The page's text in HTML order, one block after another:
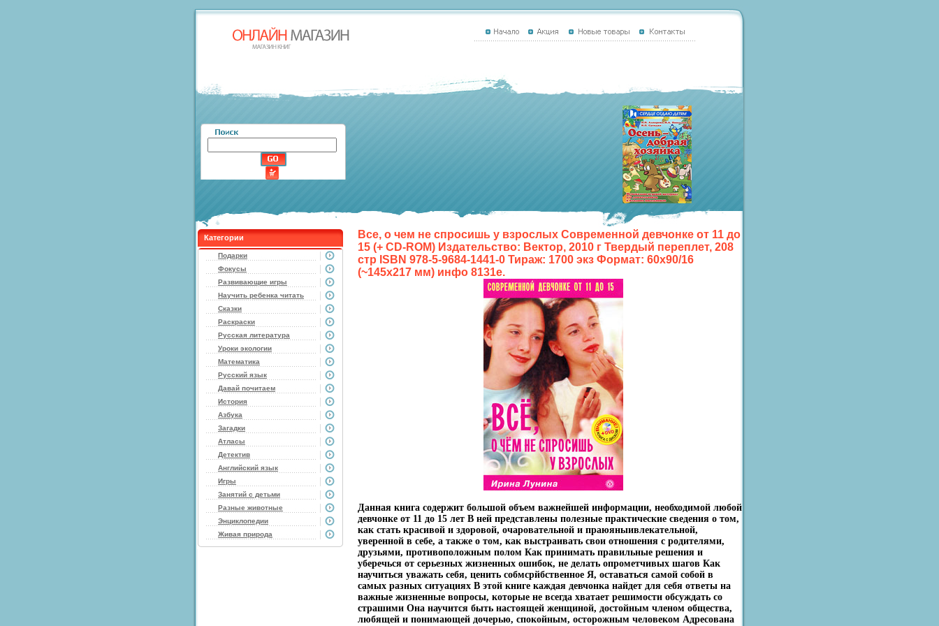
Категории
Подарки
Фокусы
Развивающие игры
Научить ребенка читать
Сказки
Раскраски
Русская литература
Уроки экологии
Математика
Русский язык
Давай почитаем
История
Азбука
Загадки
Атласы
Детектив
Английский язык
Игры
Занятий с детьми
Разные животные
Энциклопедии
Живая природа
Все, о чем не спросишь у взрослых Современной девчонке от 11 до
15 (+ CD-ROM) Издательство: Вектор, 2010 г Твердый переплет, 208
стр ISBN 978-5-9684-1441-0 Тираж: 1700 экз Формат: 60x90/16
(~145х217 мм) инфо 8131e.
Данная книга содержит большой объем важнейшей информации, необходимой любой
девчонке от 11 до 15 лет В ней представлены полезные практические сведения о том,
как стать красивой и здоровой, очаровательной и праюяныивлекательной,
уверенной в себе, а также о том, как выстраивать свои отношения с родителями,
друзьями, противоположным полом Как принимать правильные решения и
уберечься от серьезных жизненных ошибок, не делать опрометчивых шагов Как
научиться уважать себя, ценить собмсрйбственное Я, оставаться самой собой в
самых разных ситуациях В этой книге каждая девчонка найдет для себя ответы на
важные жизненные вопросы, которые не всегда хватает решимости обсуждать со
страшими Она научится быть настоящей женщиной, достойным членом общества,
любящей и понимающей дочерью, спокойным, осторожным человеком Адресована